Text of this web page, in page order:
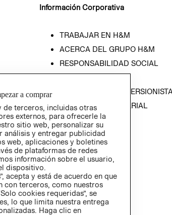
Información Corporativa
TRABAJAR EN H&M
ACERCA DEL GRUPO H&M
RESPONSABILIDAD SOCIAL
RELACIÓN CON
POLÍTICA EMPRESARIAL
a comprar
de terceros, incluidas otras
externos, para ofrecerle la
sitio web, personalizar su
análisis y entregar publicidad
web, aplicaciones y boletines
de plataformas de redes
información sobre el usuario,
dispositivo.
acepta y está de acuerdo en que
con terceros, como nuestros
cookies requeridas”, se
lo que limita nuestra entrega
Haga clic en